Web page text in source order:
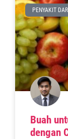
PENYAKIT
Buah
dengan